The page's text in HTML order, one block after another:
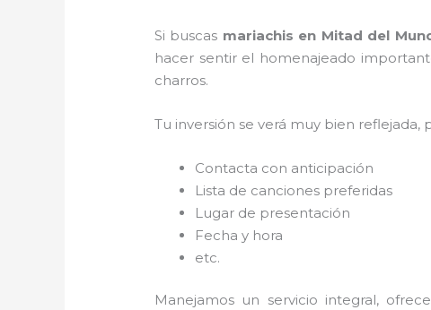
Si buscas mariachis en Mitad del
hacer sentir el homenajeado
charros.
Tu inversión se verá muy bien
Contacta con anticipación
Lista de canciones preferidas
Lugar de presentación
Fecha y hora
etc.
Manejamos un servicio integral,